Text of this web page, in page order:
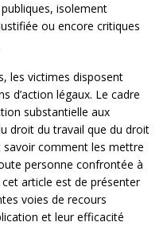
isolement
ou encore critiques
les victimes disposent
d’action légaux. Le cadre
substantielle aux
droit du travail que du droit
savoir comment les mettre
personne confrontée à
article est de présenter
voies de recours
et leur efficacité